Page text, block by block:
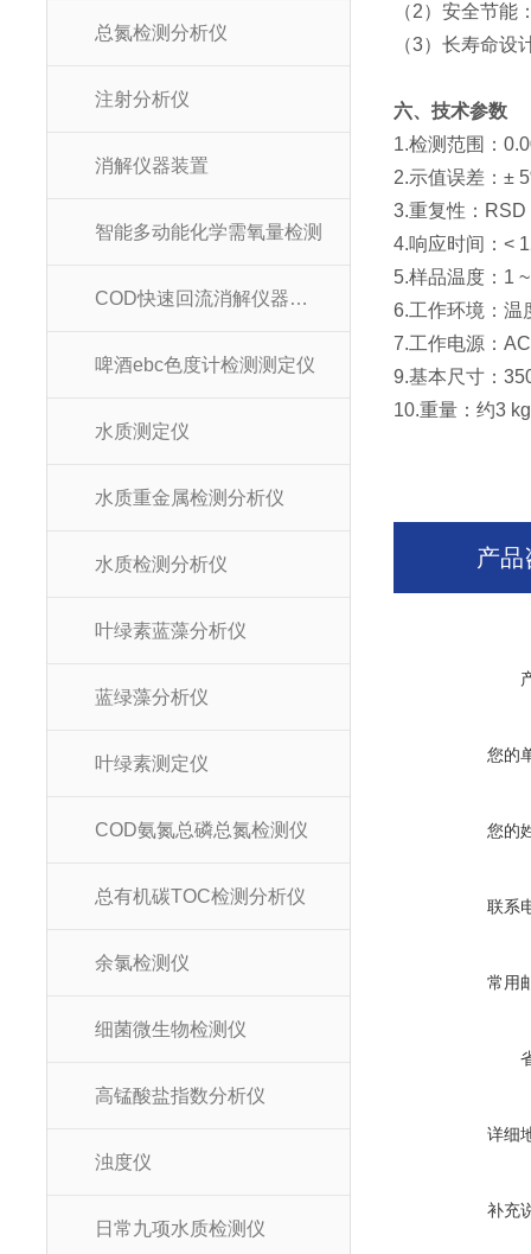
总氮检测分析仪
注射分析仪
消解仪器装置
智能多动能化学需氧量检测
COD快速回流消解仪器装置
啤酒ebc色度计检测测定仪
水质测定仪
水质重金属检测分析仪
水质检测分析仪
叶绿素蓝藻分析仪
蓝绿藻分析仪
叶绿素测定仪
COD氨氮总磷总氮检测仪
总有机碳TOC检测分析仪
余氯检测仪
细菌微生物检测仪
高锰酸盐指数分析仪
浊度仪
日常九项水质检测仪
（2）安全节
（3）长寿命
六、技术参数
1.检测范围：
2.示值误差：±
3.重复性：RSD
4.响应时间：<
5.样品温度：1
6.工作环境：
7.工作电源：
9.基本尺寸：
10.重量：约3 kg
产品
您的
您的
联系
常用
详细
补充